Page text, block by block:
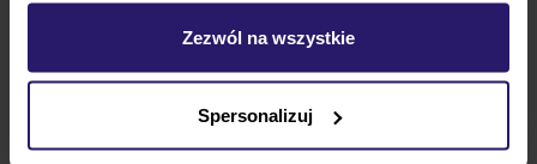
Zezwól na wszystkie
Spersonalizuj
przypadnie do gustu osobom ceniącym sobie
ABC Design Salsa 5 Air - wybierz komfort w